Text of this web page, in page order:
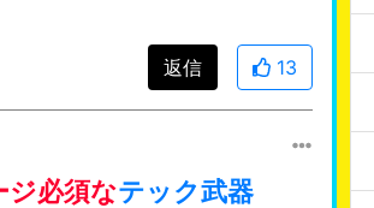
返信 13
ジ必須なテック武器